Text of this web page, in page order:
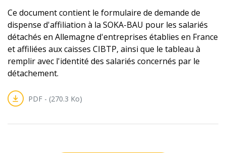
Ce document contient le formulaire de demande de
dispense d'affiliation à la SOKA-BAU pour les salariés
détachés en Allemagne d'entreprises établies en France
et affiliées aux caisses CIBTP, ainsi que le tableau à
remplir avec l'identité des salariés concernés par le
détachement.
PDF - (270.3 Ko)